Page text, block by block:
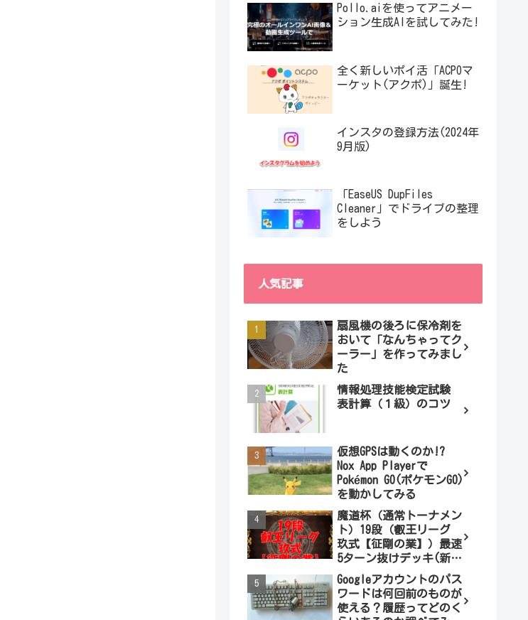
Pollo.aiを使ってアニメー
ション生成AIを試してみた!
全く新しいポイ活「ACPOマ
ーケット(アクポ)」誕生!
インスタの登録方法(2024年
9月版)
「EaseUS DupFiles
Cleaner」でドライブの整理
をしよう
人気記事
扇風機の後ろに保冷剤を
おいて「なんちゃってク
ーラー」を作ってみまし
た
情報処理技能検定試験
表計算（１級）のコツ
仮想GPSは動くのか!?
Nox App Playerで
Pokémon GO(ポケモンGO)
を動かしてみる
魔道杯（通常トーナメン
ト）19段（叡王リーグ
玖式【征剛の業】）最速
5ターン抜けデッキ(新パ
ターン)!
Googleアカウントのパス
ワードは何回前のものが
使える？履歴ってどのく